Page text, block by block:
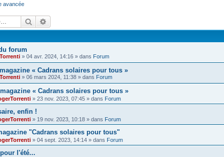
avancée
Rechercher
forum
» 04 avr. 2024, 14:16 » dans Forum
magazine « Cadrans solaires pour tous »
» 06 mars 2024, 11:38 » dans Forum
magazine « Cadrans solaires pour tous »
» 23 nov. 2023, 07:45 » dans Forum
enfin !
» 19 nov. 2023, 10:18 » dans Forum
"Cadrans solaires pour tous"
» 04 sept. 2023, 14:14 » dans Forum
l'été...